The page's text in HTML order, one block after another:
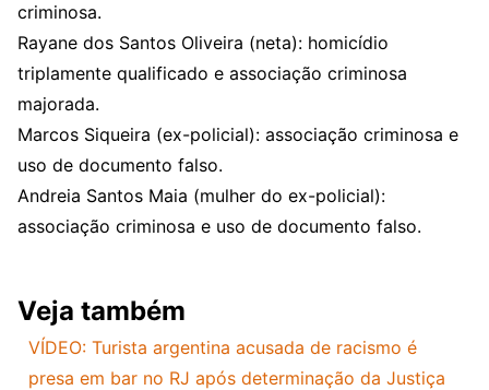
criminosa.
Rayane dos Santos Oliveira (neta): homicídio
triplamente qualificado e associação criminosa
majorada.
Marcos Siqueira (ex-policial): associação criminosa e
uso de documento falso.
Andreia Santos Maia (mulher do ex-policial):
associação criminosa e uso de documento falso.
Veja também
VÍDEO: Turista argentina acusada de racismo é
presa em bar no RJ após determinação da Justiça